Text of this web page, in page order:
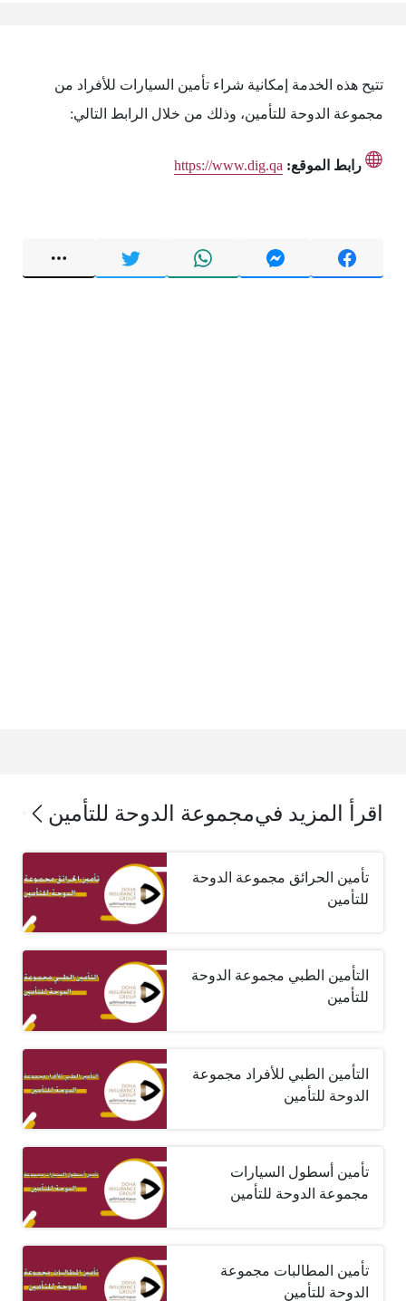
تتيح هذه الخدمة إمكانية شراء تأمين السيارات للأفراد من
مجموعة الدوحة للتأمين، وذلك من خلال الرابط التالي:
رابط الموقع: https://www.dig.qa
اقرأ المزيد فيمجموعة الدوحة للتأمين
تأمين الحرائق مجموعة الدوحة
للتأمين
التأمين الطبي مجموعة الدوحة
للتأمين
التأمين الطبي للأفراد مجموعة
الدوحة للتأمين
تأمين أسطول السيارات
مجموعة الدوحة للتأمين
تأمين المطالبات مجموعة
الدوحة للتأمين